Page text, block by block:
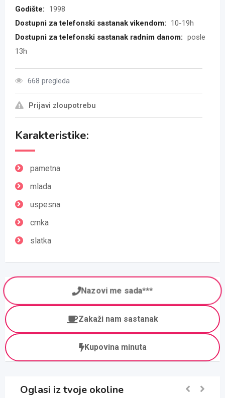
Godište:
1998
Dostupni za telefonski sastanak vikendom:
10-19h
Dostupni za telefonski sastanak radnim danom: posle
13h
668 pregleda
Prijavi zloupotrebu
Karakteristike:
pametna
mlada
uspesna
crnka
slatka
Nazovi me sada***
Zakaži nam sastanak
Kupovina minuta
Oglasi iz tvoje okoline